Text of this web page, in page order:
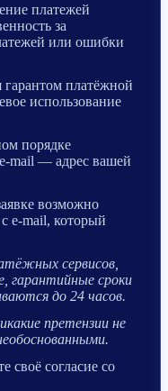
платежей
за
или ошибки
платёжной
использование
порядке
mail — адрес вашей
возможно
e-mail, который
сервисов,
гарантийные сроки
до 24 часов.
претензии не
своё согласие со